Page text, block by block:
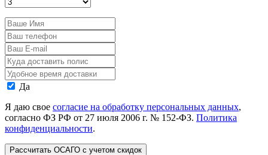
Ваше
Имя
Ваш
телефон
Ваш
E-
mail
Адрес
доставки
полиса
Время
доставки
Даю
на
обработку
моих
данных.
Да
Я даю свое согласие на обработку персональных данных,
согласно ФЗ РФ от 27 июля 2006 г. № 152-ФЗ. Политика
конфиденциальности.